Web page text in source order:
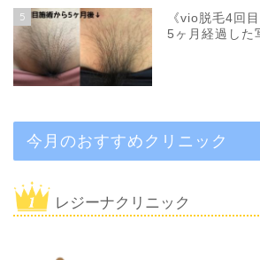
5
《vio脱毛4回
5ヶ月経過した
今月のおすすめクリニック
レジーナクリニック